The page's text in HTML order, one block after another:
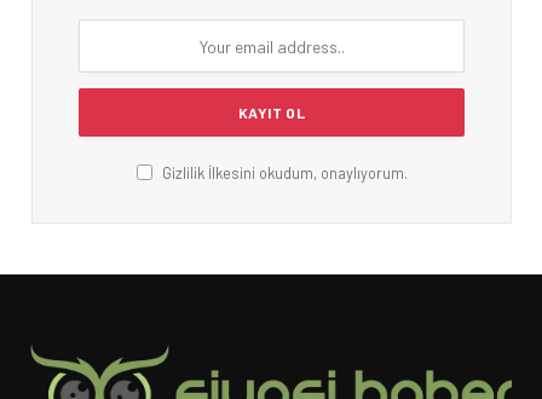
Gizlilik İlkesini okudum, onaylıyorum.